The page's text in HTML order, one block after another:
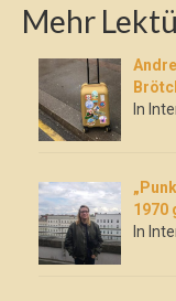
Mehr
In
1970
In